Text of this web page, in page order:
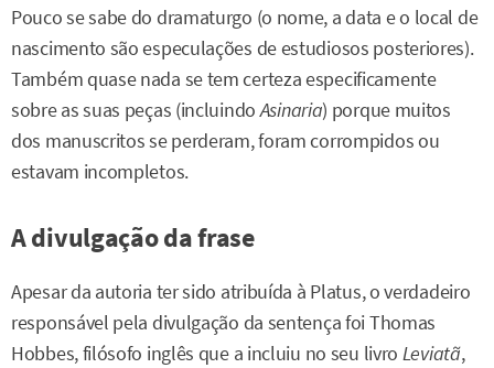
Pouco se sabe do dramaturgo (o nome, a data e o local de
nascimento são especulações de estudiosos posteriores).
Também quase nada se tem certeza especificamente
sobre as suas peças (incluindoAsinaria) porque muitos
dos manuscritos se perderam, foram corrompidos ou
estavam incompletos.
A divulgação da frase
Apesar da autoria ter sido atribuída à Platus, o verdadeiro
responsável pela divulgação da sentença foi Thomas
Hobbes, filósofo inglês que a incluiu no seu livro Leviatã,